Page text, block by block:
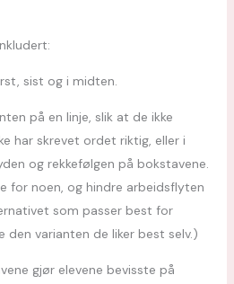
sist og i midten.
på en linje, slik at de ikke
har skrevet ordet riktig, eller i
og rekkefølgen på bokstavene.
for noen, og hindre arbeidsflyten
som passer best for
den varianten de liker best selv.)
gjør elevene bevisste på